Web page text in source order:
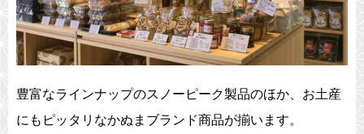
豊富なラインナップのスノーピーク製品のほか、お土産
にもピッタリなかぬまブランド商品が揃います。